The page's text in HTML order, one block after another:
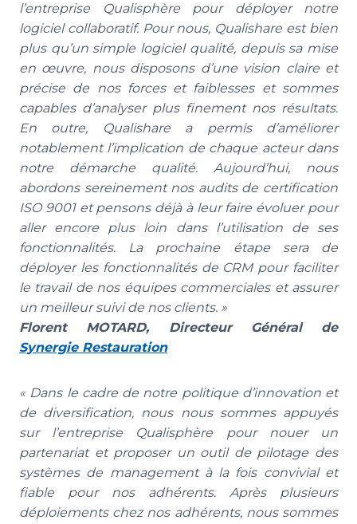
l’entreprise Qualisphère pour déployer notre
logiciel collaboratif. Pour nous, Qualishare est bien
plus qu’un simple logiciel qualité, depuis sa mise
en œuvre, nous disposons d’une vision claire et
précise de nos forces et faiblesses et sommes
capables d’analyser plus finement nos résultats.
En outre, Qualishare a permis d’améliorer
notablement l’implication de chaque acteur dans
notre démarche qualité. Aujourd’hui, nous
abordons sereinement nos audits de certification
ISO 9001 et pensons déjà à leur faire évoluer pour
aller encore plus loin dans l’utilisation de ses
fonctionnalités. La prochaine étape sera de
déployer les fonctionnalités de CRM pour faciliter
le travail de nos équipes commerciales et assurer
un meilleur suivi de nos clients. »
Florent MOTARD, Directeur Général de
Synergie Restauration
« Dans le cadre de notre politique d’innovation et
de diversification, nous nous sommes appuyés
sur l’entreprise Qualisphère pour nouer un
partenariat et proposer un outil de pilotage des
systèmes de management à la fois convivial et
fiable pour nos adhérents. Après plusieurs
déploiements chez nos adhérents, nous sommes